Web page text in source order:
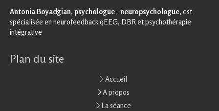
Antonia Boyadgian, psychologue - neuropsychologue, est
spécialisée en neurofeedback qEEG, DBR et psychothérapie
intégrative
Plan du site
Accueil
A propos
La séance